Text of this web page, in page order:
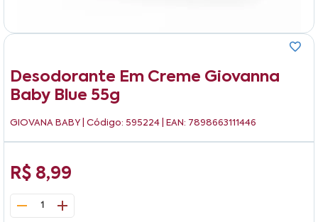
Desodorante Em Creme Giovanna
Baby Blue 55g
GIOVANA BABY | Código: 595224 | EAN: 7898663111446
R$ 8,99
1